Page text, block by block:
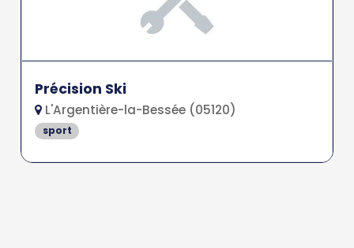
Précision Ski
L'Argentière-la-Bessée (05120)
sport